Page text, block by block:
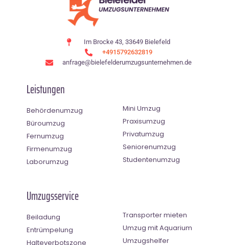
Im Brocke 43, 33649 Bielefeld
+4915792632819
anfrage@bielefelderumzugsunternehmen.de
Leistungen
Behördenumzug
Büroumzug
Fernumzug
Firmenumzug
Laborumzug
Mini Umzug
Praxisumzug
Privatumzug
Seniorenumzug
Studentenumzug
Umzugsservice
Beiladung
Entrümpelung
Halteverbotszone
Transporter mieten
Umzug mit Aquarium
Umzugshelfer